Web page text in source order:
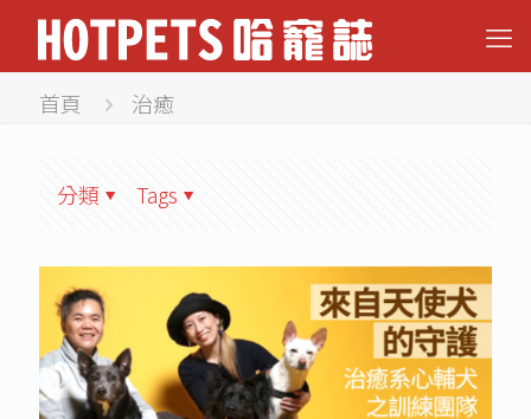
首頁 治癒
分類 Tags